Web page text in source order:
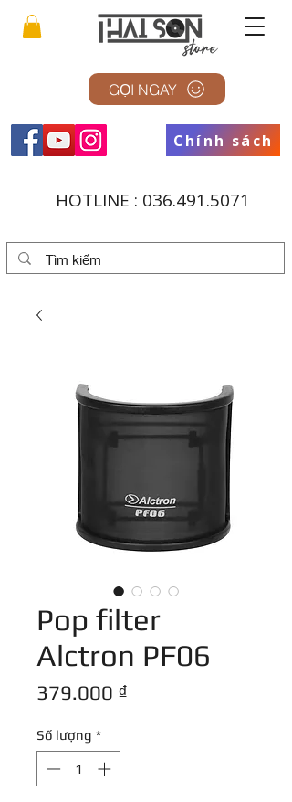
GỌI NGAY
Chính sách
HOTLINE : 036.491.5071
Pop filter
Alctron PF06
379.000 ₫
Số lượng *